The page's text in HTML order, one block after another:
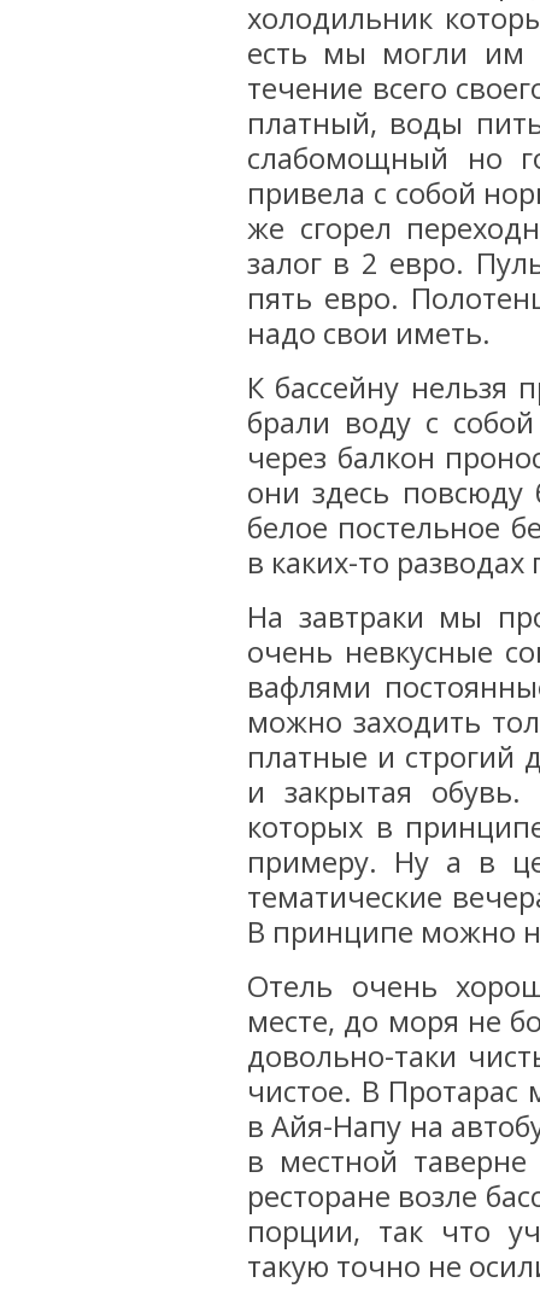
холодильник
есть мы могли им
течение всего
платный, воды
слабомощный но
привела с собой
же сгорел
залог в 2 евро.
пять евро.
надо свои иметь.
К бассейну нельзя
брали воду с
через балкон
они здесь
белое постельное
в каких-то разводах
На завтраки мы
очень невкусные
вафлями
можно заходить
платные и строгий
и закрытая
которых в
примеру. Ну а в
тематические
В принципе можно
Отель очень
месте, до моря не
довольно-таки
чистое. В
в Айя-Напу на
в местной
ресторане возле
порции, так что
такую точно не